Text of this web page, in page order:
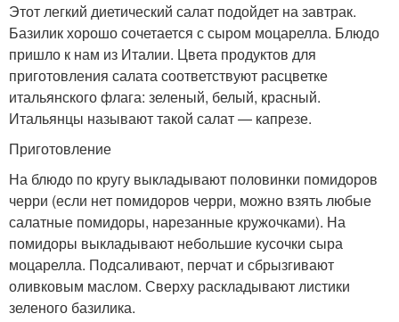
Этот легкий диетический салат подойдет на завтрак.
Базилик хорошо сочетается с сыром моцарелла. Блюдо
пришло к нам из Италии. Цвета продуктов для
приготовления салата соответствуют расцветке
итальянского флага: зеленый, белый, красный.
Итальянцы называют такой салат — капрезе.
Приготовление
На блюдо по кругу выкладывают половинки помидоров
черри (если нет помидоров черри, можно взять любые
салатные помидоры, нарезанные кружочками). На
помидоры выкладывают небольшие кусочки сыра
моцарелла. Подсаливают, перчат и сбрызгивают
оливковым маслом. Сверху раскладывают листики
зеленого базилика.